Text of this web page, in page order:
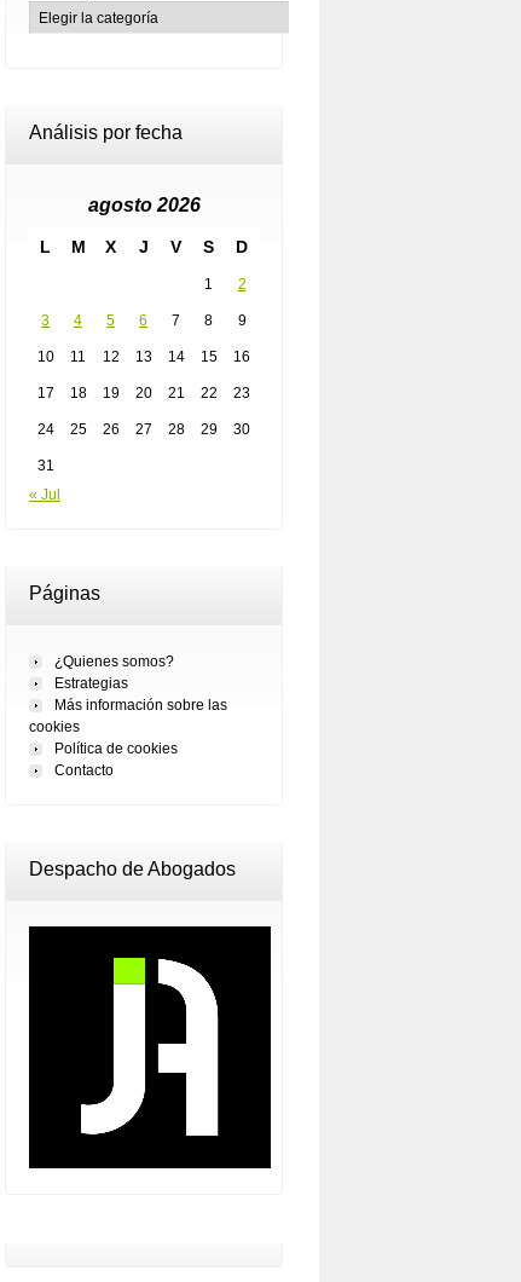
Análisis por fecha
agosto 2026
L M X J V S D
1 2
3 4 5 6 7 8 9
10 11 12 13 14 15 16
17 18 19 20 21 22 23
24 25 26 27 28 29 30
31
« Jul
Páginas
¿Quienes somos?
Estrategias
Más información sobre las
cookies
Política de cookies
Contacto
Despacho de Abogados